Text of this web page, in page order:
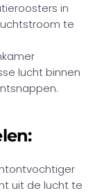
in
te
lucht binnen
uit de lucht te